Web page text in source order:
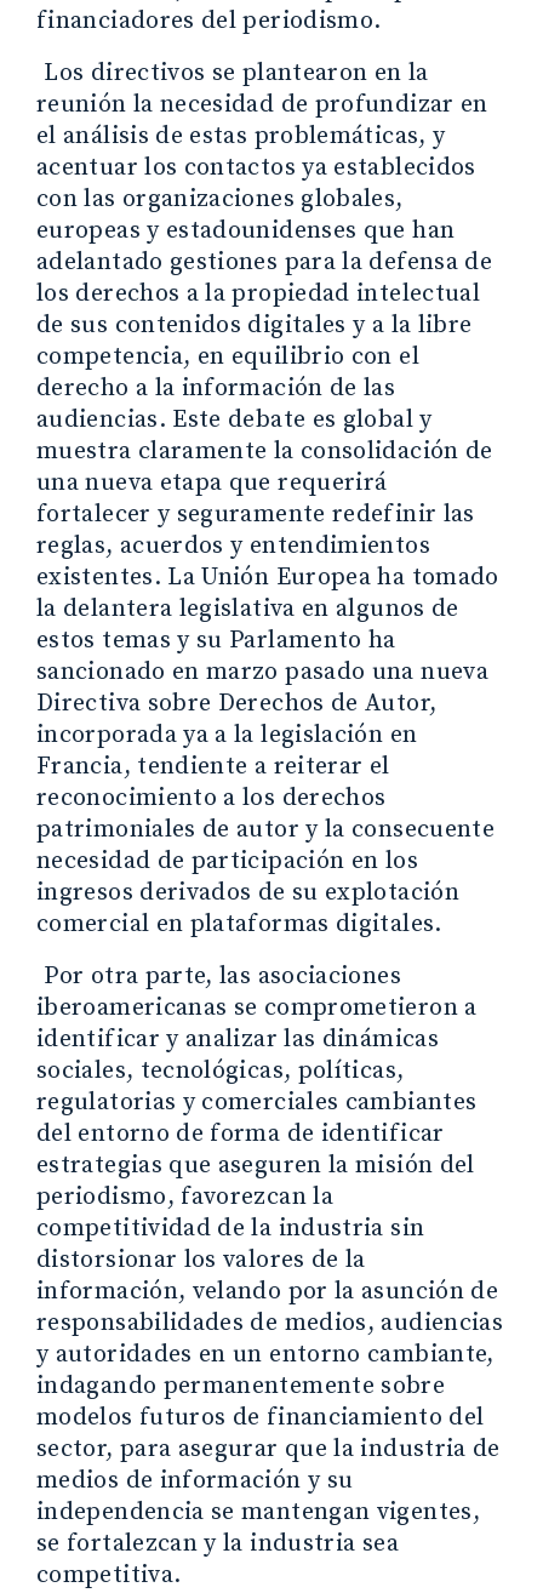
financiadores del periodismo.
Los directivos se plantearon en la
reunión la necesidad de profundizar en
el análisis de estas problemáticas, y
acentuar los contactos ya establecidos
con las organizaciones globales,
europeas y estadounidenses que han
adelantado gestiones para la defensa de
los derechos a la propiedad intelectual
de sus contenidos digitales y a la libre
competencia, en equilibrio con el
derecho a la información de las
audiencias. Este debate es global y
muestra claramente la consolidación de
una nueva etapa que requerirá
fortalecer y seguramente redefinir las
reglas, acuerdos y entendimientos
existentes. La Unión Europea ha tomado
la delantera legislativa en algunos de
estos temas y su Parlamento ha
sancionado en marzo pasado una nueva
Directiva sobre Derechos de Autor,
incorporada ya a la legislación en
Francia, tendiente a reiterar el
reconocimiento a los derechos
patrimoniales de autor y la consecuente
necesidad de participación en los
ingresos derivados de su explotación
comercial en plataformas digitales.
Por otra parte, las asociaciones
iberoamericanas se comprometieron a
identificar y analizar las dinámicas
sociales, tecnológicas, políticas,
regulatorias y comerciales cambiantes
del entorno de forma de identificar
estrategias que aseguren la misión del
periodismo, favorezcan la
competitividad de la industria sin
distorsionar los valores de la
información, velando por la asunción de
responsabilidades de medios, audiencias
y autoridades en un entorno cambiante,
indagando permanentemente sobre
modelos futuros de financiamiento del
sector, para asegurar que la industria de
medios de información y su
independencia se mantengan vigentes,
se fortalezcan y la industria sea
competitiva.